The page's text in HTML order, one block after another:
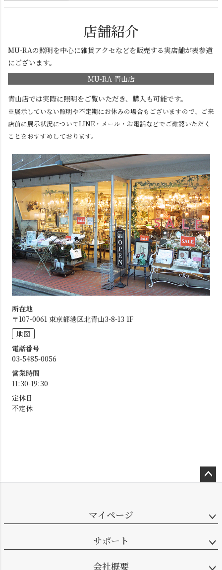
店舗紹介
MU-RAの照明を中心に雑貨アクセなどを販売する実店舗が表参道
にございます。
MU-RA 青山店
青山店では実際に照明をご覧いただき、購入も可能です。
※展示していない照明や不定期にお休みの場合もございますので、ご来
店前に展示状況についてLINE・メール・お電話などでご確認いただく
ことをおすすめしております。
所在地
〒107-0061 東京都港区北青山3-8-13 1F
地図
電話番号
03-5485-0056
営業時間
11:30-19:30
定休日
不定休
マイページ
サポート
会社概要